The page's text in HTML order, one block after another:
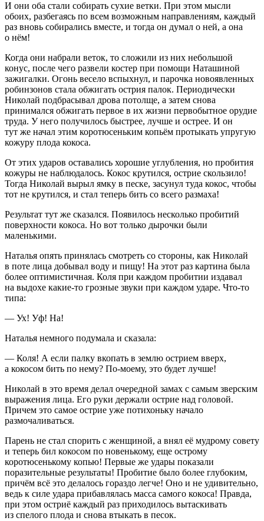
И они оба стали собирать сухие ветки. При этом мысли
обоих, разбегаясь по всем возможным направлениям, каждый
раз вновь собирались вместе, и тогда он думал о ней, а она
о нём!
Когда они набрали веток, то сложили из них небольшой
конус, после чего развели костер при помощи Наташиной
зажигалки. Огонь весело вспыхнул, и парочка новоявленных
робинзонов стала обжигать острия палок. Периодически
Николай подбрасывал дрова потолще, а затем снова
принимался обжигать первое в их жизни первобытное орудие
труда. У него получилось быстрее, лучше и острее. И он
тут же начал этим коротюсеньким копьём протыкать упругую
кожуру плода кокоса.
От этих ударов оставались хорошие углубления, но пробития
кожуры не наблюдалось. Кокос крутился, острие скользило!
Тогда Николай вырыл ямку в песке, засунул туда кокос, чтобы
тот не крутился, и стал теперь бить со всего размаха!
Результат тут же сказался. Появилось несколько пробитий
поверхности кокоса. Но вот только дырочки были
маленькими.
Наталья опять принялась смотреть со стороны, как Николай
в поте лица добывал воду и пищу! На этот раз картина была
более оптимистичная. Коля при каждом пробитии издавал
на выдохе какие-то грозные звуки при каждом ударе. Что-то
типа:
— Ух! Уф! На!
Наталья немного подумала и сказала:
— Коля! А если палку вкопать в землю острием вверх,
а кокосом бить по нему? По-моему, это будет лучше!
Николай в это время делал очередной замах с самым зверским
выражения лица. Его руки держали острие над головой.
Причем это самое острие уже потихоньку начало
размочаливаться.
Парень не стал спорить с женщиной, а внял её мудрому совету
и теперь бил кокосом по новенькому, еще острому
коротюсенькому копью! Первые же удары показали
поразительные результаты! Пробитие было более глубоким,
причём всё это делалось гораздо легче! Оно и не удивительно,
ведь к силе удара прибавлялась масса самого кокоса! Правда,
при этом остриё каждый раз приходилось вытаскивать
из спелого плода и снова втыкать в песок.